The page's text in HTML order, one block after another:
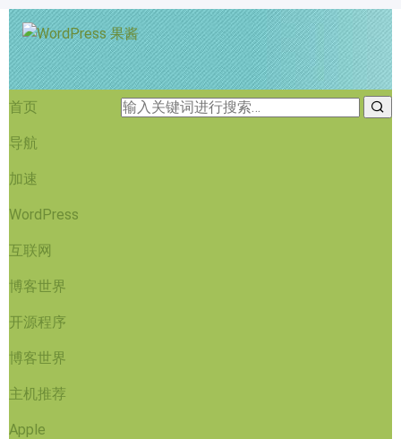
首页
导航
加速
WordPress
互联网
博客世界
开源程序
博客世界
主机推荐
Apple